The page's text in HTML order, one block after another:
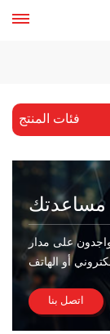
فئات المنتج
مساعدتك
على مدار
اتصل بنا